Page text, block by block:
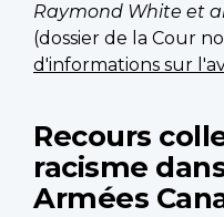
Raymond White et
(dossier de la Cour no
d'informations sur
Recours
racisme
Armées